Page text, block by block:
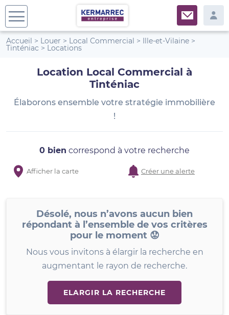
Accueil > Louer > Local Commercial > Ille-et-Vilaine >
Tinténiac > Locations
Location Local Commercial à
Tinténiac
Élaborons ensemble votre stratégie immobilière
!
0 bien correspond à votre recherche
Afficher la carte Créer une alerte
Désolé, nous n’avons aucun bien
répondant à l’ensemble de vos critères
pour le moment 😟
Nous vous invitons à élargir la recherche en
augmentant le rayon de recherche.
ELARGIR LA RECHERCHE